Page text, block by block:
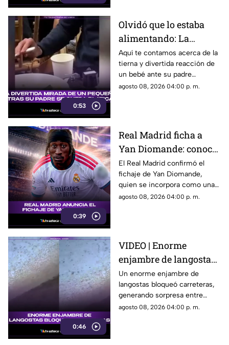
0:53
Olvidó que lo estaba
alimentando: La
divertida mirada de un
pequeño mientras su
padre se queda
platicando
Aquí te contamos acerca de la
tierna y divertida reacción de
un bebé ante su padre
distraído. Estos son todos los
agosto 08, 2026 04:00 p. m.
0:39
Real Madrid ficha a
Yan Diomande: conoce
al nuevo refuerzo que
llega al club español
El Real Madrid confirmó el
fichaje de Yan Diomande,
quien se incorpora como una
de las nuevas apuestas del
agosto 08, 2026 04:00 p. m.
0:46
VIDEO | Enorme
enjambre de langostas
bloquea carreteras
Un enorme enjambre de
langostas bloqueó carreteras,
generando sorpresa entre
conductores y usuarios que
agosto 08, 2026 04:00 p. m.